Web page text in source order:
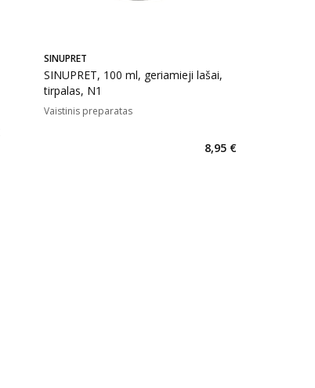
SINUPRET
SINUPRET, 100 ml, geriamieji lašai,
tirpalas, N1
Vaistinis preparatas
8,95 €